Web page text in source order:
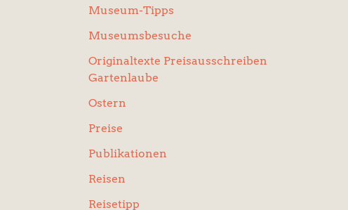
Museum-Tipps
Museumsbesuche
Originaltexte Preisausschreiben
Gartenlaube
Ostern
Preise
Publikationen
Reisen
Reisetipp